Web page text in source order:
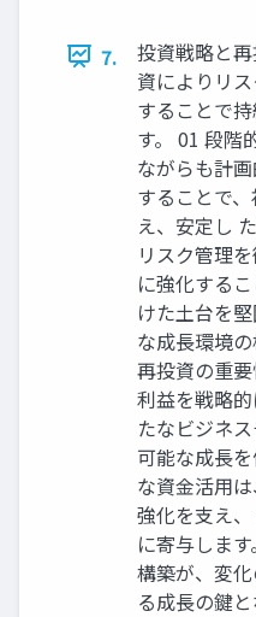
7.
投資戦略と
資によりリ
することで
す。 01 段階
ながらも計
することで
え、安定し
リスク管理
に強化する
けた土台を
な成長環境
再投資の重
利益を戦略
たなビジネ
可能な成長
な資金活用
強化を支え
に寄与しま
構築が、変
る成長の鍵と